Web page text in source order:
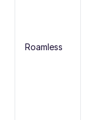
Roamless